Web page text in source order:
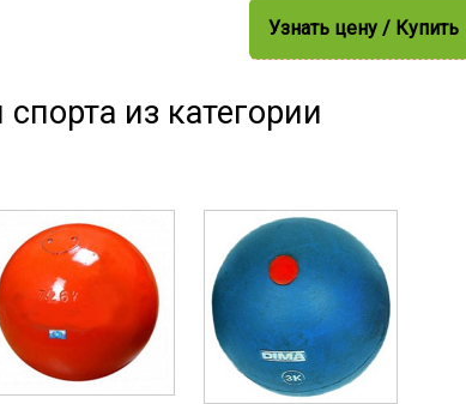
Узнать цену / Купить
из категории